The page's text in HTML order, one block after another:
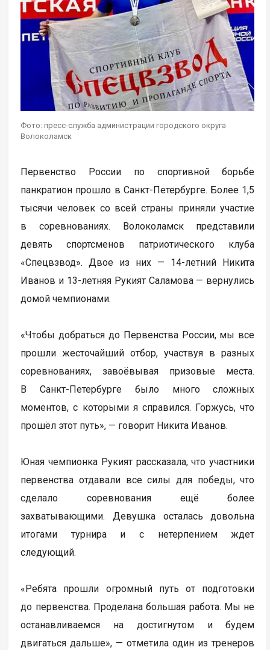
Фото: пресс-служба администрации городского округа
Волоколамск
Первенство России по спортивной борьбе
панкратион прошло в Санкт-Петербурге. Более 1,5
тысячи человек со всей страны приняли участие
в соревнованиях. Волоколамск представили
девять спортсменов патриотического клуба
«Спецвзвод». Двое из них — 14-летний Никита
Иванов и 13-летняя Рукият Саламова — вернулись
домой чемпионами.
«Чтобы добраться до Первенства России, мы все
прошли жесточайший отбор, участвуя в разных
соревнованиях, завоёвывая призовые места.
В Санкт-Петербурге было много сложных
моментов, с которыми я справился. Горжусь, что
прошёл этот путь», — говорит Никита Иванов.
Юная чемпионка Рукият рассказала, что участники
первенства отдавали все силы для победы, что
сделало соревнования ещё более
захватывающими. Девушка осталась довольна
итогами турнира и с нетерпением ждет
следующий.
«Ребята прошли огромный путь от подготовки
до первенства. Проделана большая работа. Мы не
останавливаемся на достигнутом и будем
двигаться дальше», — отметила один из тренеров